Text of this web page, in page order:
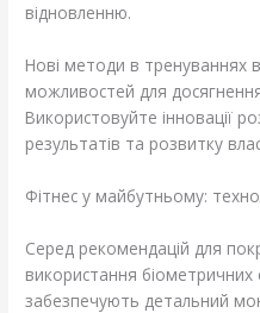
відновленню.
Нові методи в тренуваннях
можливостей для досягнення
Використовуйте інновації
результатів та розвитку
Фітнес у майбутньому:
Серед рекомендацій для
використання біометричних
забезпечують детальний